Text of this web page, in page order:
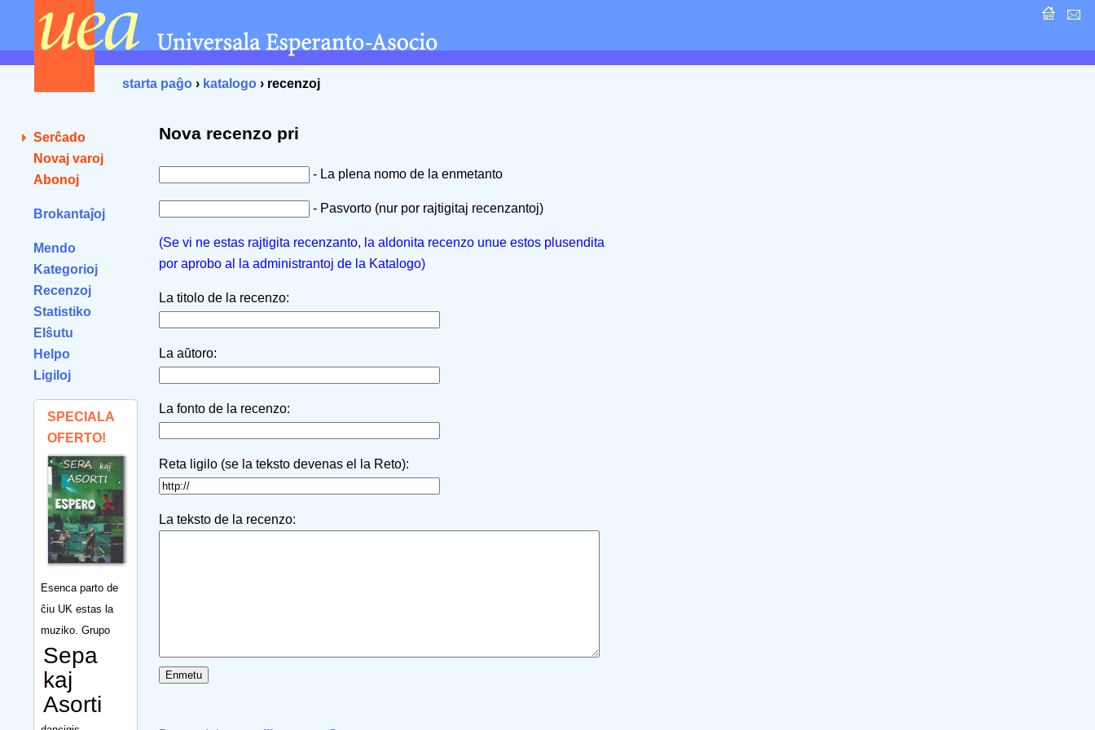
starta paĝo › katalogo › recenzoj
Serĉado
Novaj varoj
Abonoj
Brokantaĵoj
Mendo
Kategorioj
Recenzoj
Statistiko
Elŝutu
Helpo
Ligiloj
SPECIALA
OFERTO!
Esenca parto de
ĉiu UK estas la
muziko. Grupo
Sepa
kaj
Asorti
Nova recenzo pri
- La plena nomo de la enmetanto
- Pasvorto (nur por rajtigitaj recenzantoj)
(Se vi ne estas rajtigita recenzanto, la aldonita recenzo unue estos plusendita
por aprobo al la administrantoj de la Katalogo)
La titolo de la recenzo:
La aŭtoro:
La fonto de la recenzo:
Reta ligilo (se la teksto devenas el la Reto):
La teksto de la recenzo: